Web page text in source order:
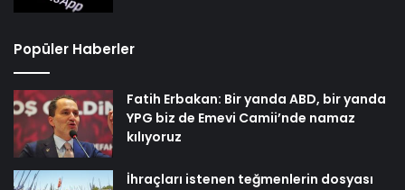
Popüler Haberler
Fatih Erbakan: Bir yanda ABD, bir yanda
YPG biz de Emevi Camii’nde namaz
kılıyoruz
İhraçları istenen teğmenlerin dosyası